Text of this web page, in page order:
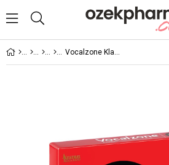
Vocalzone Klasik Pastil 12'li